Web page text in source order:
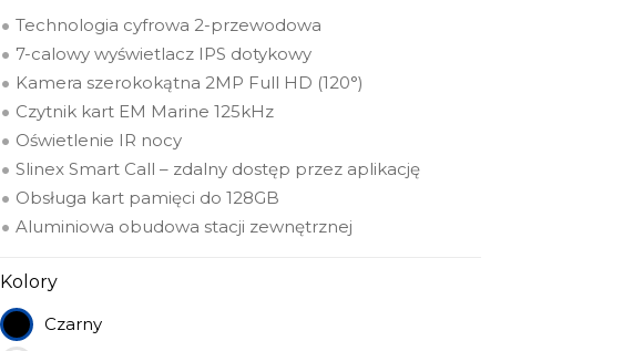
Technologia cyfrowa 2-przewodowa
7-calowy wyświetlacz IPS dotykowy
Kamera szerokokątna 2MP Full HD (120°)
Czytnik kart EM Marine 125kHz
Oświetlenie IR nocy
Slinex Smart Call – zdalny dostęp przez aplikację
Obsługa kart pamięci do 128GB
Aluminiowa obudowa stacji zewnętrznej
Kolory
Czarny